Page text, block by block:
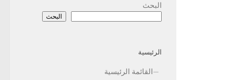
البحث
البحث
الرئيسية
القائمة الرئيسية